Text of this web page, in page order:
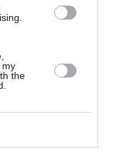
my
the
νέα για